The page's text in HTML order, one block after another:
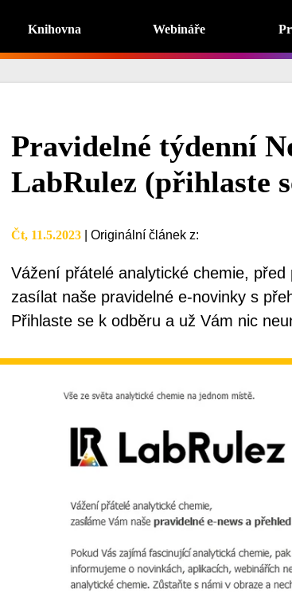
Knihovna Webináře
Pravidelné týdenní
LabRulez (přihlaste
Čt, 11.5.2023 Originální článek z:
Vážení přátelé analytické chemie,
zasílat naše pravidelné e-novinky s
Přihlaste se k odběru a už Vám nic